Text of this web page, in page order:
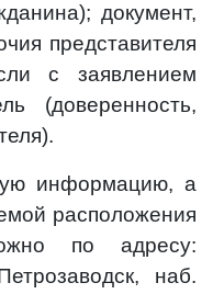
документ,
представителя
с заявлением
(доверенность,
информацию, а
расположения
по адресу:
наб.